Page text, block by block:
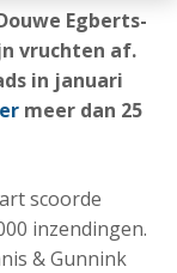
Egberts-
vruchten af.
in januari
meer dan 25
scoorde
inzendingen.
& Gunnink